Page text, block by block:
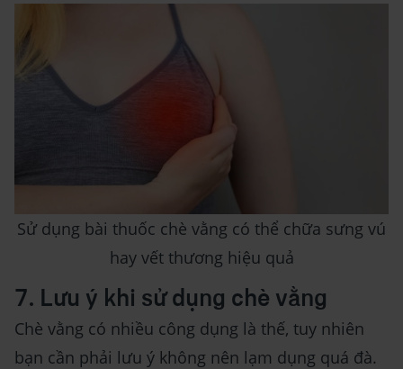
Sử dụng bài thuốc chè vằng có thể chữa sưng vú
hay vết thương hiệu quả
7. Lưu ý khi sử dụng chè vằng
Chè vằng có nhiều công dụng là thế, tuy nhiên
bạn cần phải lưu ý không nên lạm dụng quá đà.